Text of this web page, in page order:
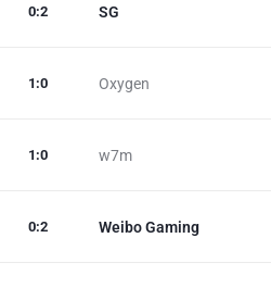
SG
0:2
Oxygen
1 :0
w7m
1 :0
Weibo Gaming
0:2